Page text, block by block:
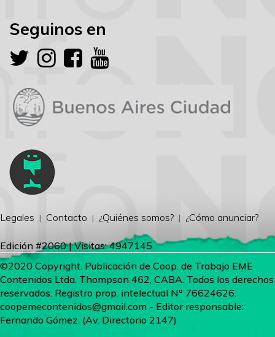
Seguinos en
Legales Contacto ¿Quiénes somos? ¿Cómo anunciar?
Edición #2060 | Visitas: 4947145
©2020 Copyright. Publicación de Coop. de Trabajo EME
Contenidos Ltda. Thompson 462, CABA. Todos los derechos
reservados. Registro prop. intelectual Nº 76624626.
coopemecontenidos@gmail.com - Editor responsable:
Fernando Gómez. (Av. Directorio 2147)